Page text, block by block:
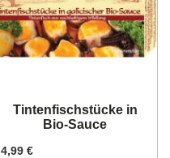
Tintenfischstücke in
Bio-Sauce
4,99 €